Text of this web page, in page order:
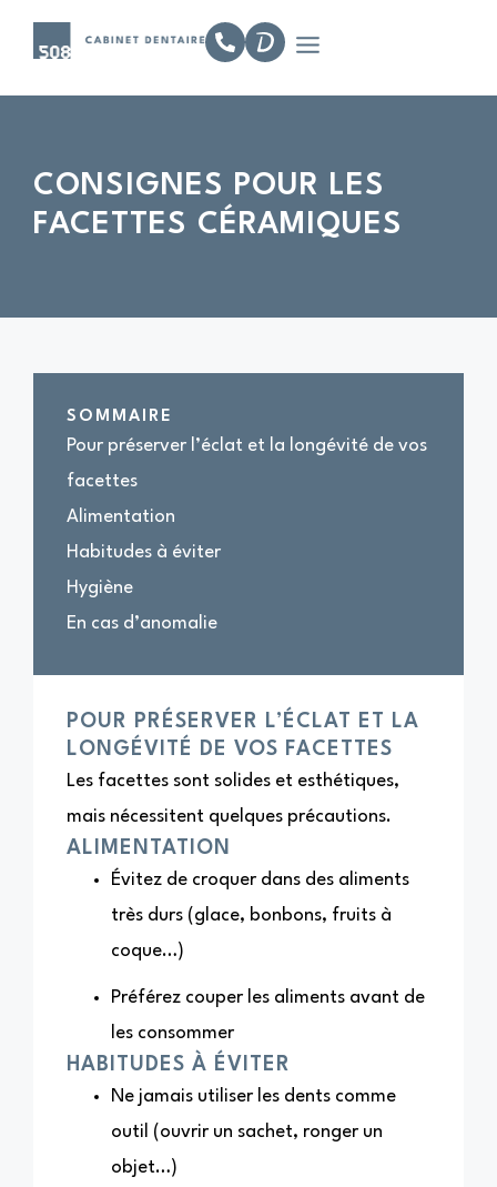
CONSIGNES POUR LES
FACETTES CÉRAMIQUES
SOMMAIRE
Pour préserver l’éclat et la longévité de vos
facettes
Alimentation
Habitudes à éviter
Hygiène
En cas d’anomalie
POUR PRÉSERVER L’ÉCLAT ET LA
LONGÉVITÉ DE VOS FACETTES
Les facettes sont solides et esthétiques,
mais nécessitent quelques précautions.
ALIMENTATION
Évitez de croquer dans des aliments
très durs (glace, bonbons, fruits à
coque…)
Préférez couper les aliments avant de
les consommer
HABITUDES À ÉVITER
Ne jamais utiliser les dents comme
outil (ouvrir un sachet, ronger un
objet…)